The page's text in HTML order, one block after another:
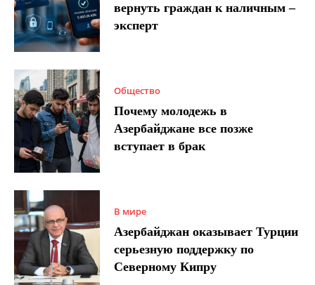
вернуть граждан к наличным –
эксперт
Общество
Почему молодежь в
Азербайджане все позже
вступает в брак
В мире
Азербайджан оказывает Турции
серьезную поддержку по
Северному Кипру